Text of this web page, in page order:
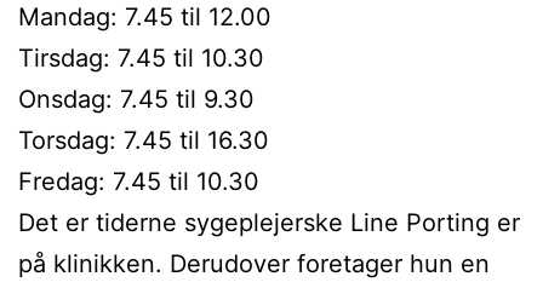
Mandag: 7.45 til 12.00
Tirsdag: 7.45 til 10.30
Onsdag: 7.45 til 9.30
Torsdag: 7.45 til 16.30
Fredag: 7.45 til 10.30
Det er tiderne sygeplejerske Line Porting er
på klinikken. Derudover foretager hun en